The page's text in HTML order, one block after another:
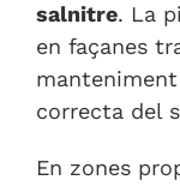
salnitre. La
en façanes
correcta del
En zones